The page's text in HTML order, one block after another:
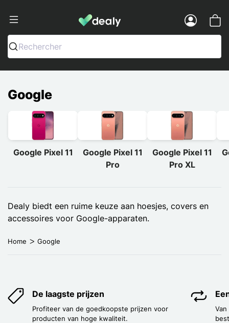
Dealy - Telefoonhoesjes en
Rechercher
Google
Google Pixel 11
Google Pixel 11
Pro
Google Pixel 11
Pro XL
Dealy biedt een ruime keuze aan hoesjes, covers en
accessoires voor Google-apparaten.
Home Google
De laagste prijzen
Profiteer van de goedkoopste prijzen voor
producten van hoge kwaliteit.